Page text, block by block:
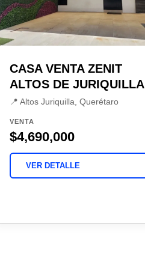
CASA VENTA ZENIT
ALTOS DE JURIQUILLA
📍 Altos Juriquilla, Querétaro
VENTA
$4,690,000
VER DETALLE